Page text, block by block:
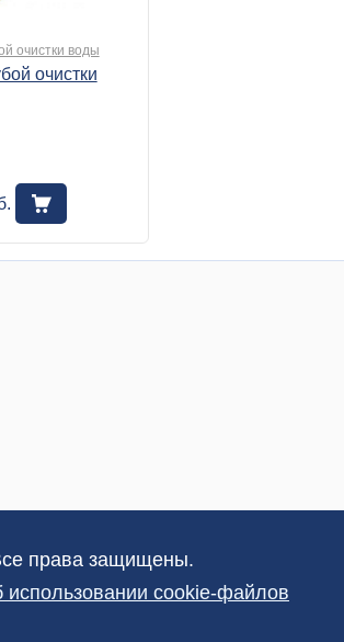
очистки воды
очистки
права защищены.
cookie-файлов